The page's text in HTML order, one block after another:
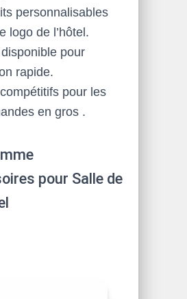
personnalisables
logo de l’hôtel.
pour
rapide.
pour les
en gros .
pour Salle de